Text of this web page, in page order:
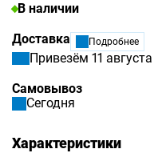
В наличии
Доставка
Подробнее
Привезём 11 августа
Самовывоз
Сегодня
Характеристики